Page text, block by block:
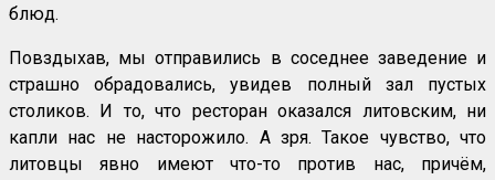
блюд.
Повздыхав, мы отправились в соседнее заведение и
страшно обрадовались, увидев полный зал пустых
столиков. И то, что ресторан оказался литовским, ни
капли нас не насторожило. А зря. Такое чувство, что
литовцы явно имеют что-то против нас, причём,